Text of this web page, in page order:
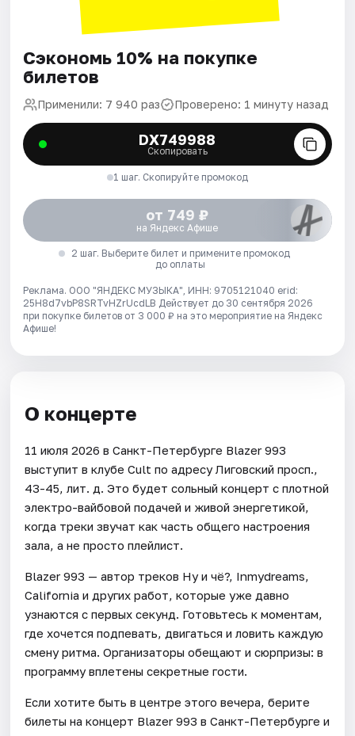
Сэкономь 10% на покупке
билетов
Применили: 7 940 раз Проверено: 1 минуту назад
DX749988
Скопировать
1 шаг. Скопируйте промокод
от 749 ₽
на Яндекс Афише
2 шаг. Выберите билет и примените промокод
до оплаты
Реклама. ООО "ЯНДЕКС МУЗЫКА", ИНН: 9705121040 erid:
25H8d7vbP8SRTvHZrUcdLB Действует до 30 сентября 2026
при покупке билетов от 3 000 ₽ на это мероприятие на Яндекс
Афише!
О концерте
11 июля 2026 в Санкт-Петербурге Blazer 993
выступит в клубе Cult по адресу Лиговский просп.,
43-45, лит. д. Это будет сольный концерт с плотной
электро-вайбовой подачей и живой энергетикой,
когда треки звучат как часть общего настроения
зала, а не просто плейлист.
Blazer 993 — автор треков Ну и чё?, Inmydreams,
California и других работ, которые уже давно
узнаются с первых секунд. Готовьтесь к моментам,
где хочется подпевать, двигаться и ловить каждую
смену ритма. Организаторы обещают и сюрпризы: в
программу вплетены секретные гости.
Если хотите быть в центре этого вечера, берите
билеты на концерт Blazer 993 в Санкт-Петербурге и